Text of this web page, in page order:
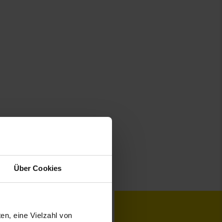
Über Cookies
eine Vielzahl von
Details am Seitenende